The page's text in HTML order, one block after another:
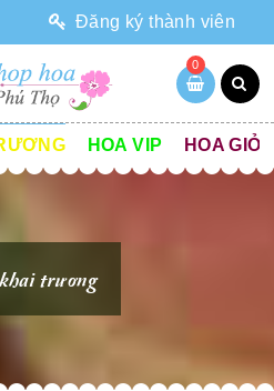
Đăng ký thành viên
0
HOA VIP HOA GIỎ
trương